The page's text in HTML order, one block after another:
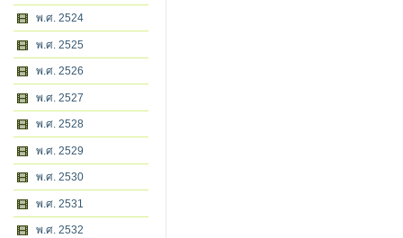
พ.ศ. 2524
พ.ศ. 2525
พ.ศ. 2526
พ.ศ. 2527
พ.ศ. 2528
พ.ศ. 2529
พ.ศ. 2530
พ.ศ. 2531
พ.ศ. 2532